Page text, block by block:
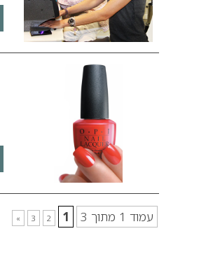
עמוד 1 מתוך 3 1
2
3
»